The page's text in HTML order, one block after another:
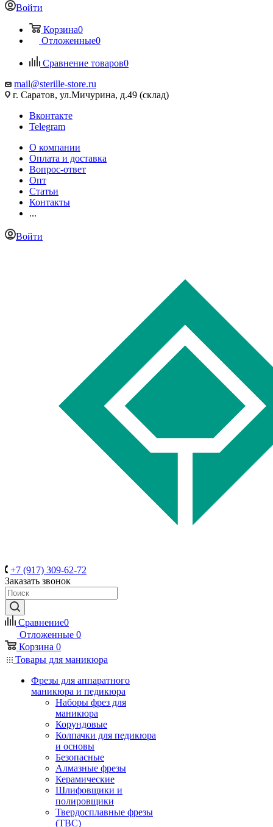
Войти
Корзина0
Отложенные0
Сравнение товаров0
mail@sterille-store.ru
г. Саратов, ул.Мичурина, д.49 (склад)
Вконтакте
Telegram
О компании
Оплата и доставка
Вопрос-ответ
Опт
Статьи
Контакты
...
Войти
+7 (917) 309-62-72
Заказать звонок
Сравнение0
Отложенные 0
Корзина 0
Товары для маникюра
Фрезы для аппаратного
маникюра и педикюра
Наборы фрез для
маникюра
Корундовые
Колпачки для педикюра
и основы
Безопасные
Алмазные фрезы
Керамические
Шлифовщики и
полировщики
Твердосплавные фрезы
(ТВС)